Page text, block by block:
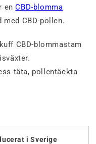
enCBD-blomma
med CBD-pollen.
CBD-blommastam
täta, pollentäckta
i Sverige